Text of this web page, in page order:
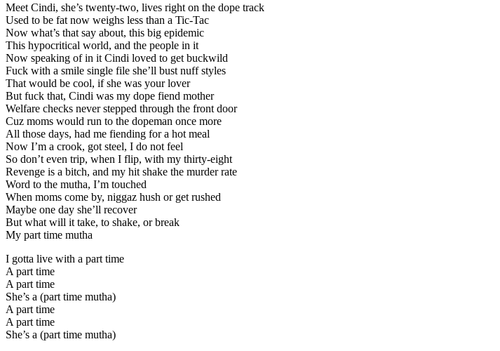
Meet Cindi, she’s twenty-two, lives right on the dope track
Used to be fat now weighs less than a Tic-Tac
Now what’s that say about, this big epidemic
This hypocritical world, and the people in it
Now speaking of in it Cindi loved to get buckwild
Fuck with a smile single file she’ll bust nuff styles
That would be cool, if she was your lover
But fuck that, Cindi was my dope fiend mother
Welfare checks never stepped through the front door
Cuz moms would run to the dopeman once more
All those days, had me fiending for a hot meal
Now I’m a crook, got steel, I do not feel
So don’t even trip, when I flip, with my thirty-eight
Revenge is a bitch, and my hit shake the murder rate
Word to the mutha, I’m touched
When moms come by, niggaz hush or get rushed
Maybe one day she’ll recover
But what will it take, to shake, or break
My part time mutha
I gotta live with a part time
A part time
A part time
She’s a (part time mutha)
A part time
A part time
She’s a (part time mutha)